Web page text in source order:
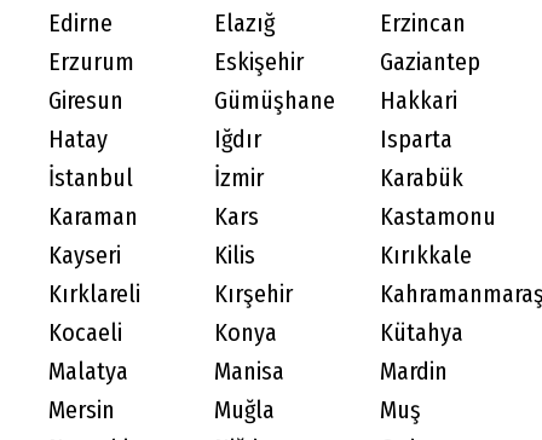
Edirne
Elazığ
Erzincan
Erzurum
Eskişehir
Gaziantep
Giresun
Gümüşhane
Hakkari
Hatay
Iğdır
Isparta
İstanbul
İzmir
Karabük
Karaman
Kars
Kastamonu
Kayseri
Kilis
Kırıkkale
Kırklareli
Kırşehir
Kocaeli
Konya
Kütahya
Malatya
Manisa
Mardin
Mersin
Muğla
Muş